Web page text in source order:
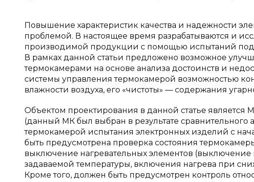
Повышение характеристик качества и надежности
проблемой. В настоящее время разрабатываются и
производимой продукции с помощью испытаний под
В рамках данной статьи предложено возможное
термокамерами на основе анализа достоинств и
системы управления термокамерой возможностью
влажности воздуха, его «чистоты» — содержания
Объектом проектирования в данной статье является
(данный МК был выбран в результате сравнительного
термокамерой испытания электронных изделий с
быть предусмотрена проверка состояния
выключение нагревательных элементов
задаваемой температуры, включения нагрева при
Кроме того, должен быть предусмотрен контроль